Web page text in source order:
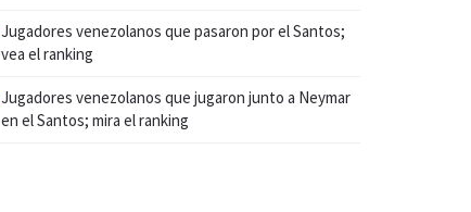
Jugadores venezolanos que pasaron por el Santos;
vea el ranking
Jugadores venezolanos que jugaron junto a Neymar
en el Santos; mira el ranking